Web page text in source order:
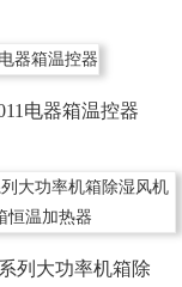
电器箱温控器
列大功率机箱除